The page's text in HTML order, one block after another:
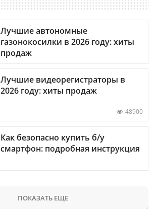
Лучшие автономные
газонокосилки в 2026 году: хиты
продаж
Лучшие видеорегистраторы в
2026 году: хиты продаж
48900
Как безопасно купить б/у
смартфон: подробная инструкция
ПОКАЗАТЬ ЕЩЕ